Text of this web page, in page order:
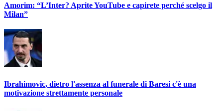
Amorim: “L’Inter? Aprite YouTube e capirete perché scelgo il
Milan”
Ibrahimovic, dietro l'assenza al funerale di Baresi c'è una
motivazione strettamente personale